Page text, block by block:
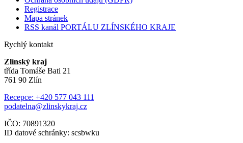
Registrace
Mapa stránek
RSS kanál PORTÁLU ZLÍNSKÉHO KRAJE
Rychlý kontakt
Zlínský kraj
třída Tomáše Bati 21
761 90 Zlín
Recepce: +420 577 043 111
podatelna@zlinskykraj.cz
IČO: 70891320
ID datové schránky: scsbwku